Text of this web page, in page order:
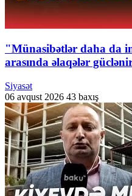
"Münasibətlər daha da
arasında əlaqələr
Siyasət
06 avqust 2026 43 baxış